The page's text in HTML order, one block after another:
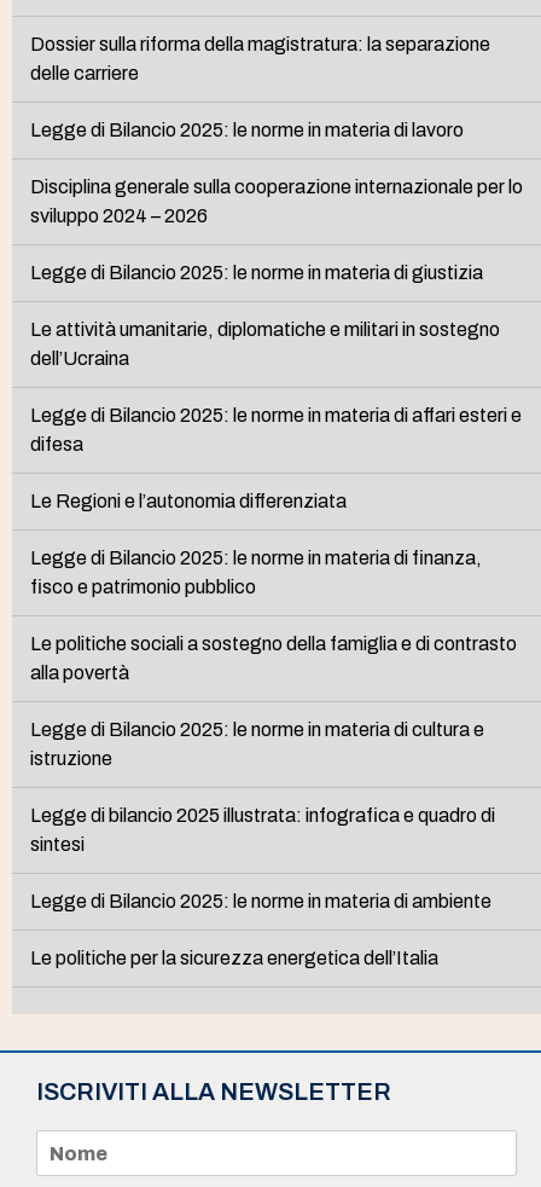
Dossier sulla riforma della magistratura: la separazione
delle carriere
Legge di Bilancio 2025: le norme in materia di lavoro
Disciplina generale sulla cooperazione internazionale per lo
sviluppo 2024 – 2026
Legge di Bilancio 2025: le norme in materia di giustizia
Le attività umanitarie, diplomatiche e militari in sostegno
dell’Ucraina
Legge di Bilancio 2025: le norme in materia di affari esteri e
difesa
Le Regioni e l’autonomia differenziata
Legge di Bilancio 2025: le norme in materia di finanza,
fisco e patrimonio pubblico
Le politiche sociali a sostegno della famiglia e di contrasto
alla povertà
Legge di Bilancio 2025: le norme in materia di cultura e
istruzione
Legge di bilancio 2025 illustrata: infografica e quadro di
sintesi
Legge di Bilancio 2025: le norme in materia di ambiente
Le politiche per la sicurezza energetica dell’Italia
ISCRIVITI ALLA NEWSLETTER
m